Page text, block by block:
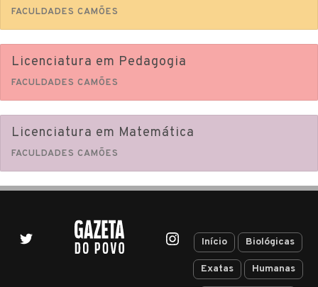
FACULDADES CAMÕES
Licenciatura em Pedagogia
FACULDADES CAMÕES
Licenciatura em Matemática
FACULDADES CAMÕES
Início Biológicas
Exatas Humanas